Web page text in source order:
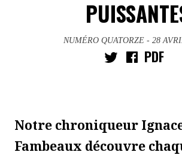
NUMÉRO QUATORZE - 28
PDF
Notre chroniqueur
Fambeaux découvre